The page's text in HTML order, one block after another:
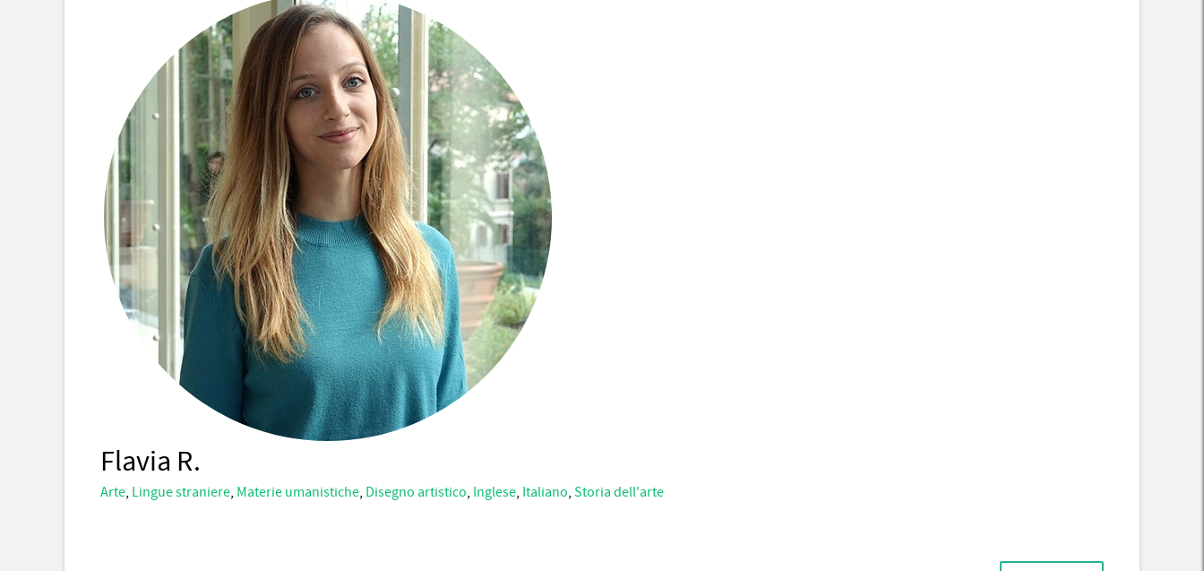
Flavia R.
Arte, Lingue straniere, Materie umanistiche, Disegno artistico, Inglese, Italiano, Storia dell'arte